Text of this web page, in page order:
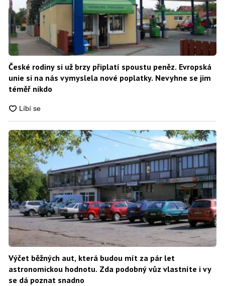
České rodiny si už brzy připlatí spoustu peněz. Evropská
unie si na nás vymyslela nové poplatky. Nevyhne se jim
téměř nikdo
Výčet běžných aut, která budou mít za pár let
astronomickou hodnotu. Zda podobný vůz vlastníte i vy
se dá poznat snadno